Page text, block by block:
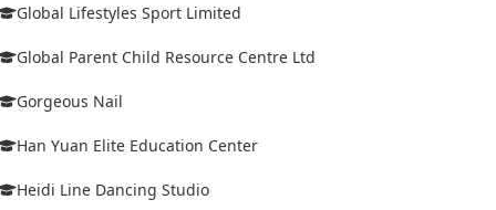
Global Lifestyles Sport Limited
Global Parent Child Resource Centre Ltd
Gorgeous Nail
Han Yuan Elite Education Center
Heidi Line Dancing Studio